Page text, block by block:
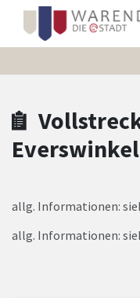
Zum
Zum
Zum
Zum Hauptinhalt
Everswinkel
allg. Informationen:
allg. Informationen: